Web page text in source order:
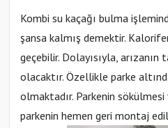
Kombi su kaçağı bulma
şansa kalmış demektir.
geçebilir. Dolayısıyla,
olacaktır. Özellikle parke
olmaktadır. Parkenin sökülmesi
parkenin hemen geri montaj